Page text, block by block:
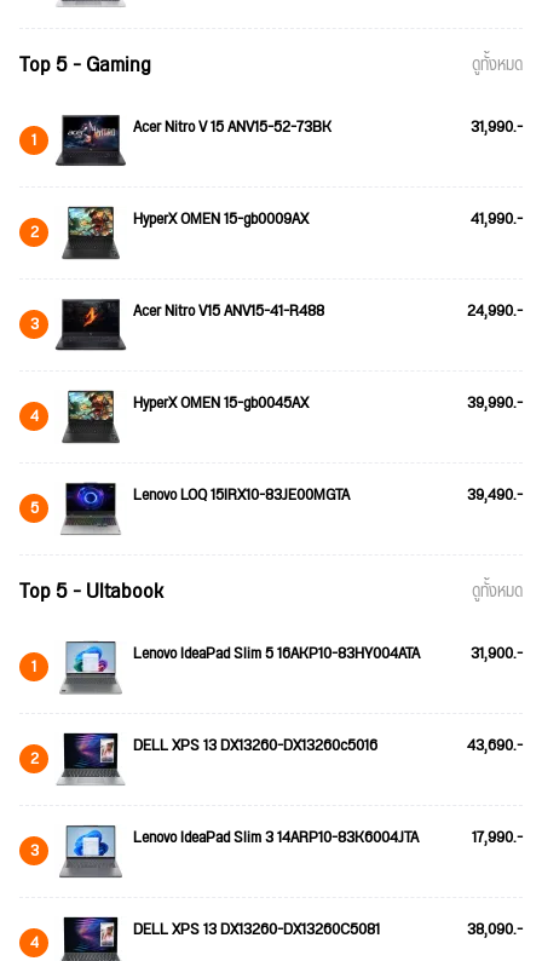
Top 5 - Gaming ดูทั้งหมด
1 Acer Nitro V 15 ANV15-52-73BK 31,990.-
2 HyperX OMEN 15-gb0009AX 41,990.-
3 Acer Nitro V15 ANV15-41-R488 24,990.-
4 HyperX OMEN 15-gb0045AX 39,990.-
5 Lenovo LOQ 15IRX10-83JE00MGTA 39,490.-
Top 5 - Ultabook ดูทั้งหมด
1 Lenovo IdeaPad Slim 5 16AKP10-83HY004ATA 31,900.-
2 DELL XPS 13 DX13260-DX13260c5016 43,690.-
3 Lenovo IdeaPad Slim 3 14ARP10-83K6004JTA 17,990.-
4 DELL XPS 13 DX13260-DX13260C5081 38,090.-